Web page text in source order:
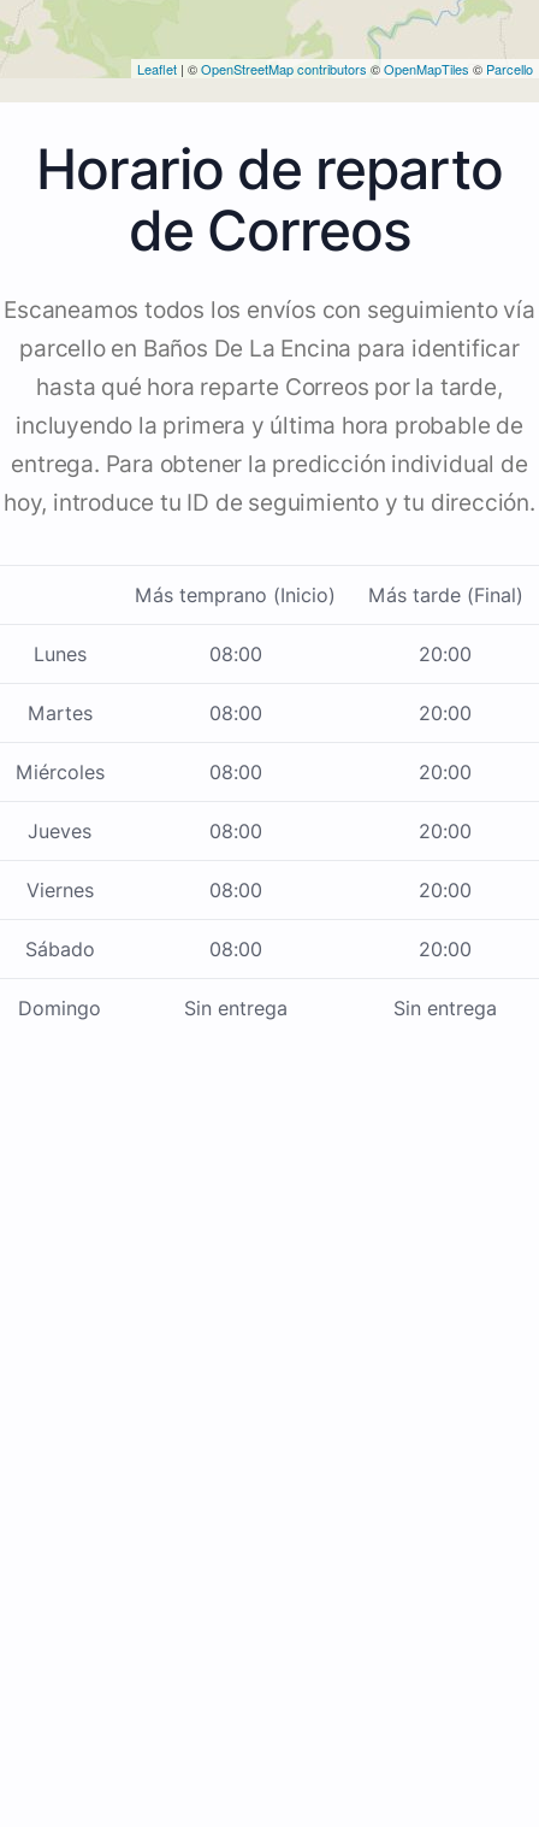
Leaflet | ©OpenStreetMap contributors ©OpenMapTiles © Parcello
Horario de reparto
de Correos
Escaneamos todos los envíos con seguimiento vía
parcello en Baños De La Encina para identificar
hasta qué hora reparte Correos por la tarde,
incluyendo la primera y última hora probable de
entrega. Para obtener la predicción individual de
hoy, introduce tu ID de seguimiento y tu dirección.
Más temprano (Inicio) Más tarde (Final)
Lunes 08:00 20:00
Martes 08:00 20:00
Miércoles 08:00 20:00
Jueves 08:00 20:00
Viernes 08:00 20:00
Sábado 08:00 20:00
Domingo Sin entrega Sin entrega